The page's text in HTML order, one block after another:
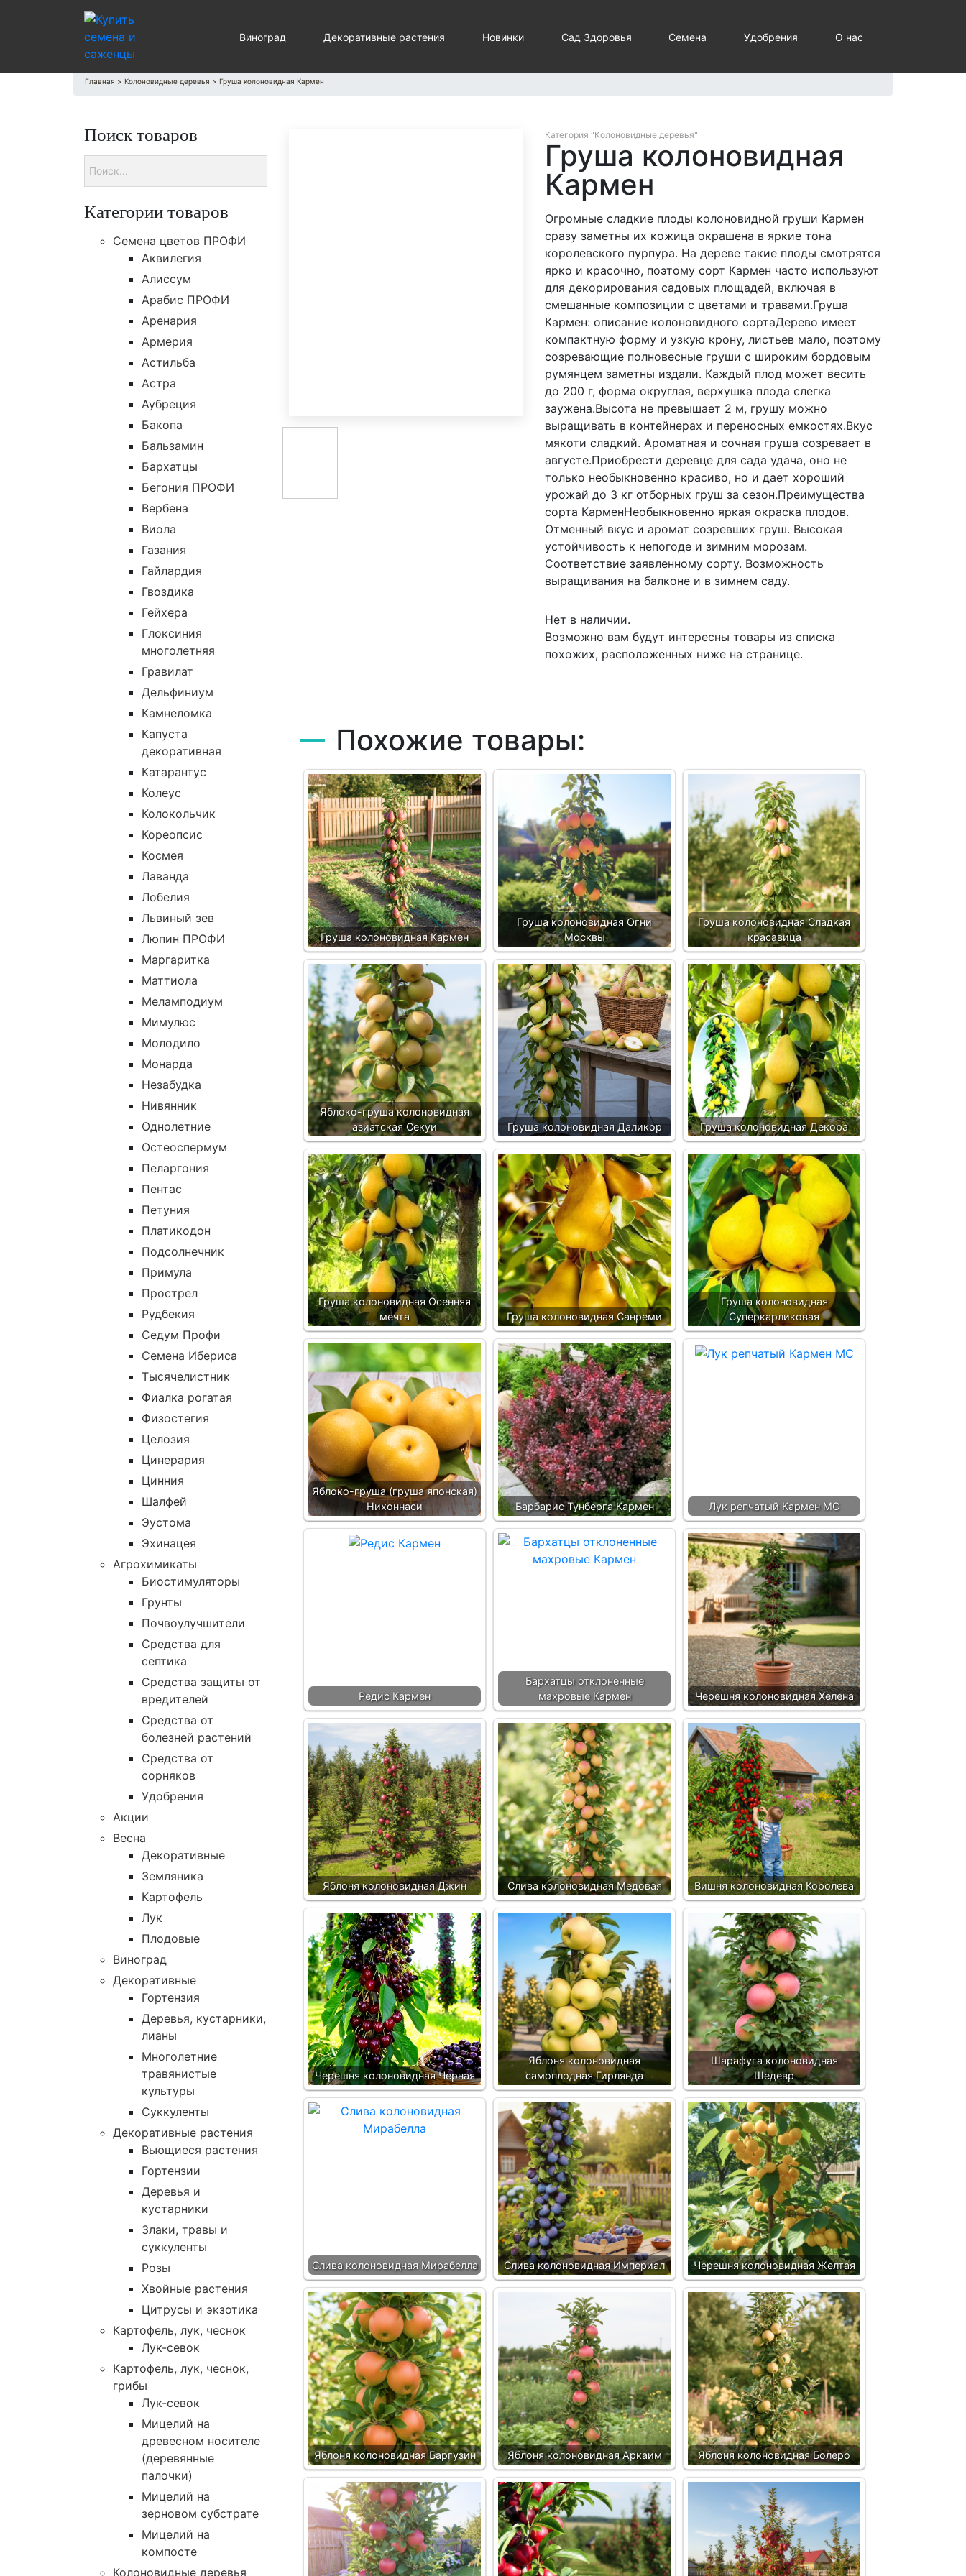
Виноград Декоративные растения Новинки Сад Здоровья Семена Удобрения О нас
Главная > Колоновидные деревья > Груша колоновидная Кармен
Поиск товаров
Категории товаров
Cемена цветов ПРОФИ
Аквилегия
Алиссум
Арабис ПРОФИ
Аренария
Армерия
Астильба
Астра
Аубреция
Бакопа
Бальзамин
Бархатцы
Бегония ПРОФИ
Вербена
Виола
Газания
Гайлардия
Гвоздика
Гейхера
Глоксиния
многолетняя
Гравилат
Дельфиниум
Камнеломка
Капуста
декоративная
Катарантус
Колеус
Колокольчик
Кореопсис
Космея
Лаванда
Лобелия
Львиный зев
Люпин ПРОФИ
Маргаритка
Маттиола
Меламподиум
Мимулюс
Молодило
Монарда
Незабудка
Нивянник
Однолетние
Остеоспермум
Пеларгония
Пентас
Петуния
Платикодон
Подсолнечник
Примула
Прострел
Рудбекия
Седум Профи
Семена Ибериса
Тысячелистник
Фиалка рогатая
Физостегия
Целозия
Цинерария
Цинния
Шалфей
Эустома
Эхинацея
Агрохимикаты
Биостимуляторы
Грунты
Почвоулучшители
Средства для
септика
Средства защиты от
вредителей
Средства от
болезней растений
Средства от
сорняков
Удобрения
Акции
Весна
Декоративные
Земляника
Картофель
Лук
Плодовые
Виноград
Декоративные
Гортензия
Деревья, кустарники,
лианы
Многолетние
травянистые
культуры
Суккуленты
Декоративные растения
Вьющиеся растения
Гортензии
Деревья и
кустарники
Злаки, травы и
суккуленты
Розы
Хвойные растения
Цитрусы и экзотика
Картофель, лук, чеснок
Лук-севок
Картофель, лук, чеснок,
грибы
Лук-севок
Мицелий на
древесном носителе
(деревянные
палочки)
Мицелий на
зерновом субстрате
Мицелий на
компосте
Колоновидные деревья
Категория "Колоновидные деревья"
Груша колоновидная
Кармен
Огромные сладкие плоды колоновидной груши Кармен
сразу заметны их кожица окрашена в яркие тона
королевского пурпура. На дереве такие плоды смотрятся
ярко и красочно, поэтому сорт Кармен часто используют
для декорирования садовых площадей, включая в
смешанные композиции с цветами и травами.Груша
Кармен: описание колоновидного сортаДерево имеет
компактную форму и узкую крону, листьев мало, поэтому
созревающие полновесные груши с широким бордовым
румянцем заметны издали. Каждый плод может весить
до 200 г, форма округлая, верхушка плода слегка
заужена.Высота не превышает 2 м, грушу можно
выращивать в контейнерах и переносных емкостях.Вкус
мякоти сладкий. Ароматная и сочная груша созревает в
августе.Приобрести деревце для сада удача, оно не
только необыкновенно красиво, но и дает хороший
урожай до 3 кг отборных груш за сезон.Преимущества
сорта КарменНеобыкновенно яркая окраска плодов.
Отменный вкус и аромат созревших груш. Высокая
устойчивость к непогоде и зимним морозам.
Соответствие заявленному сорту. Возможность
выращивания на балконе и в зимнем саду.
Нет в наличии.
Возможно вам будут интересны товары из списка
похожих, расположенных ниже на странице.
Похожие товары:
Груша колоновидная Кармен
Груша колоновидная Огни
Москвы
Груша колоновидная Сладкая
красавица
Яблоко-груша колоновидная
азиатская Секуи
Груша колоновидная Даликор Груша колоновидная Декора
Груша колоновидная Осенняя
мечта
Груша колоновидная Санреми
Груша колоновидная
Суперкарликовая
Яблоко-груша (груша японская)
Нихоннаси
Барбарис Тунберга Кармен Лук репчатый Кармен МС
Редис Кармен
Бархатцы отклоненные
махровые Кармен
Черешня колоновидная Хелена
Яблоня колоновидная Джин Слива колоновидная Медовая Вишня колоновидная Королева
Черешня колоновидная Черная
Яблоня колоновидная
самоплодная Гирлянда
Шарафуга колоновидная
Шедевр
Слива колоновидная Мирабелла Слива колоновидная Империал Черешня колоновидная Желтая
Яблоня колоновидная Баргузин Яблоня колоновидная Аркаим Яблоня колоновидная Болеро